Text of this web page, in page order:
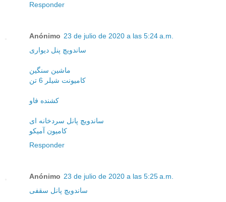
Responder
Anónimo 23 de julio de 2020 a las 5:24 a.m.
ساندویچ پنل دیواری
ماشین سنگین
کامیونت شیلر 6 تن
کشنده فاو
ساندویچ پانل سردخانه ای
کامیون آمیکو
Responder
Anónimo 23 de julio de 2020 a las 5:25 a.m.
ساندویچ پانل سقفی